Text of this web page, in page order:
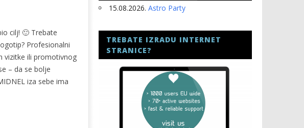
cilj! 🙂 Trebate
Profesionalni
vizitke ili promotivnog
– da se bolje
iza sebe ima
15.08.2026. Astro Party
TREBATE IZRADU INTERNET
STRANICE?